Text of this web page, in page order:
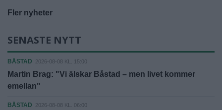
Fler nyheter
SENASTE NYTT
BÅSTAD 2026-08-08 KL. 15:00
Martin Brag: "Vi älskar Båstad – men livet kommer
emellan"
BÅSTAD 2026-08-08 KL. 06:00